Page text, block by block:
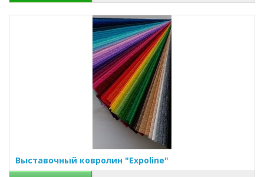
Выставочный ковролин "Expoline"